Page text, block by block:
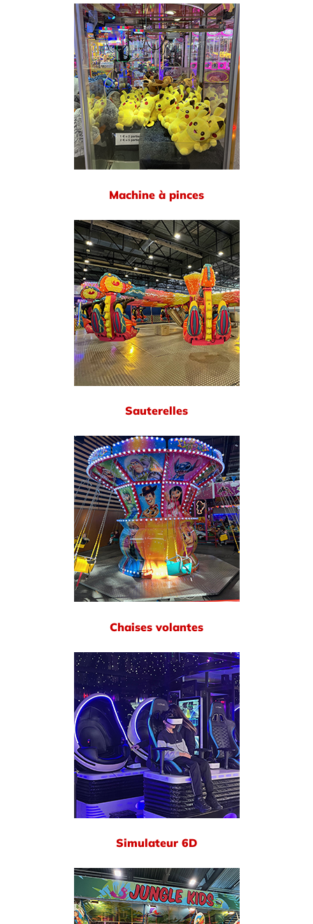
Machine à pinces
Sauterelles
Chaises volantes
Simulateur 6D